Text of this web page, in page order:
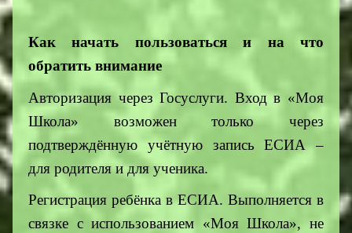
Как начать пользоваться и на что
обратить внимание
Авторизация через Госуслуги. Вход в «Моя
Школа» возможен только через
подтверждённую учётную запись ЕСИА –
для родителя и для ученика.
Регистрация ребёнка в ЕСИА. Выполняется в
связке с использованием «Моя Школа», не